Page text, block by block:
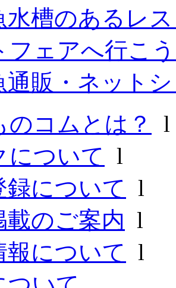
水槽のあるレ
フェアへ行こ
通販・ネット
のコムとは？
について l
録について l
載のご案内 l
報について l